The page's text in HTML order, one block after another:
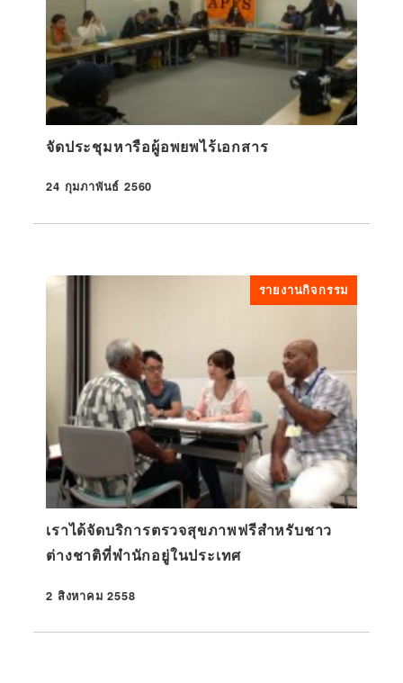
จัดประชุมหารือผู้อพยพไร้เอกสาร
ที่ตีพิมพ์
24 กุมภาพันธ์ 2560
รายงานกิจกรรม
เราได้จัดบริการตรวจสุขภาพฟรีสำหรับชาว
ต่างชาติที่พำนักอยู่ในประเทศ
ที่ตีพิมพ์
2 สิงหาคม 2558